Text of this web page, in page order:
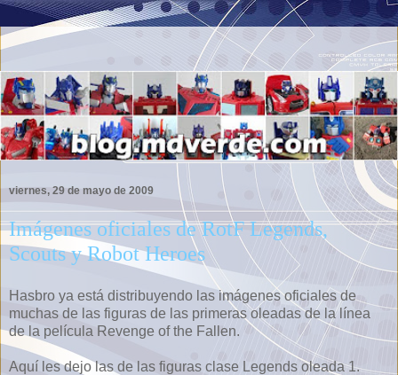
viernes, 29 de mayo de 2009
Imágenes oficiales de RotF Legends,
Scouts y Robot Heroes
Hasbro ya está distribuyendo las imágenes oficiales de
muchas de las figuras de las primeras oleadas de la línea
de la película Revenge of the Fallen.
Aquí les dejo las de las figuras clase Legends oleada 1.